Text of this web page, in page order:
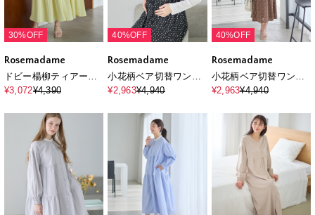
30%OFF
Rosemadame
ドビー楊柳ティアード
スカート（マタニティ/
応
¥3,072¥4,390
40%OFF
Rosemadame
小花柄ベア切替ワンピ
ース（マタニティ/授乳
楽々 妊婦服 産前・産後
¥2,963¥4,940
40%OFF
Rosemadame
小花柄ベア切替ワンピ
ース（マタニティ/授乳
楽々 妊婦服 産前・産後
¥2,963¥4,940